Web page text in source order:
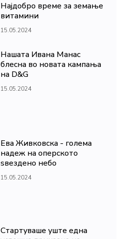
Најдобро време за земање
витамини
15.05.2024
Нашата Ивана Манас
блесна во новата кампања
на D&G
15.05.2024
Ева Живковска - голема
надеж на оперското
ѕвездено небо
15.05.2024
Стартуваше уште една